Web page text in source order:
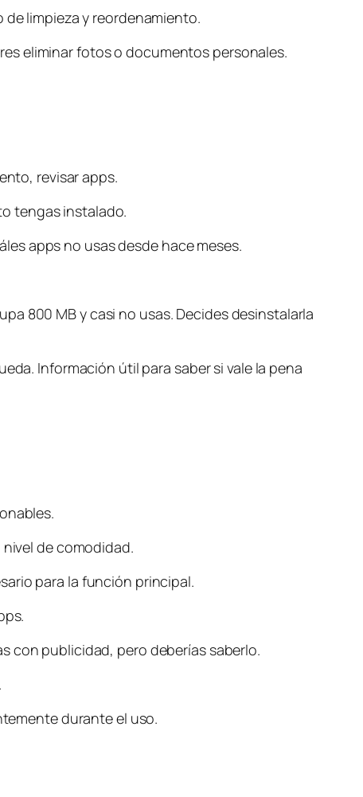
limpieza y reordenamiento.
eliminar fotos o documentos personales.
revisar apps.
tengas instalado.
apps no usas desde hace meses.
800 MB y casi no usas. Decides desinstalarla
Información útil para saber si vale la pena
de comodidad.
para la función principal.
con publicidad, pero deberías saberlo.
durante el uso.